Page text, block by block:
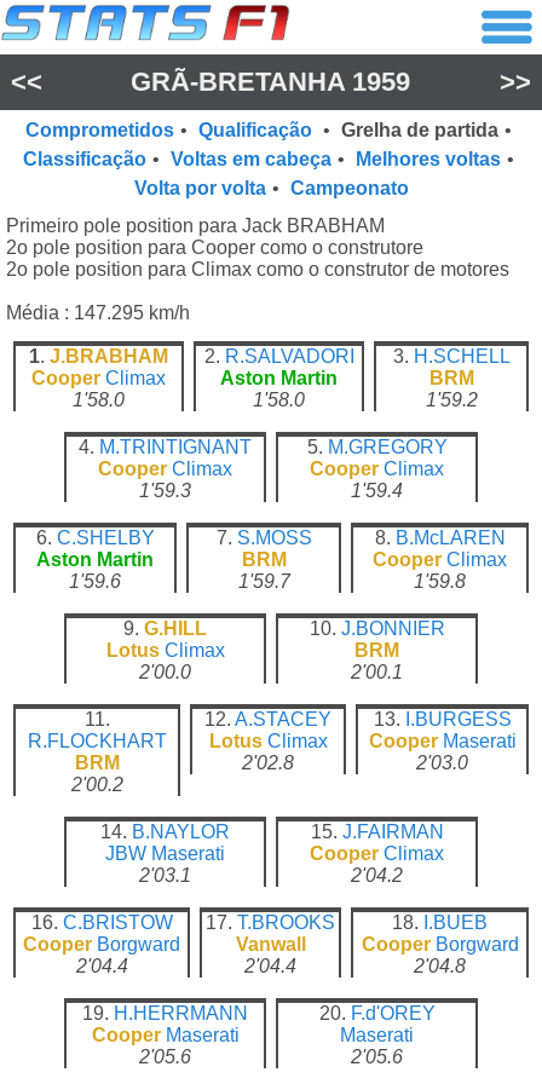
<< GRÃ-BRETANHA 1959 >>
Comprometidos • Qualificação • Grelha de partida •
Classificação • Voltas em cabeça • Melhores voltas •
Volta por volta • Campeonato
Primeiro pole position para Jack BRABHAM
2o pole position para Cooper como o construtore
2o pole position para Climax como o construtor de motores
Média : 147.295 km/h
1. J.BRABHAM
Cooper Climax
1'58.0
2. R.SALVADORI
Aston Martin
1'58.0
3. H.SCHELL
BRM
1'59.2
4. M.TRINTIGNANT
Cooper Climax
1'59.3
5. M.GREGORY
Cooper Climax
1'59.4
6. C.SHELBY
Aston Martin
1'59.6
7. S.MOSS
BRM
1'59.7
8. B.McLAREN
Cooper Climax
1'59.8
9. G.HILL
Lotus Climax
2'00.0
10. J.BONNIER
BRM
2'00.1
11.
R.FLOCKHART
BRM
2'00.2
12. A.STACEY
Lotus Climax
2'02.8
13. I.BURGESS
Cooper Maserati
2'03.0
14. B.NAYLOR
JBW Maserati
2'03.1
15. J.FAIRMAN
Cooper Climax
2'04.2
16. C.BRISTOW
Cooper Borgward
2'04.4
17. T.BROOKS
Vanwall
2'04.4
18. I.BUEB
Cooper Borgward
2'04.8
19. H.HERRMANN
Cooper Maserati
2'05.6
20. F.d'OREY
Maserati
2'05.6